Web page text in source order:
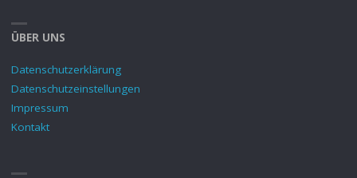
ÜBER UNS
Datenschutzerklärung
Datenschutzeinstellungen
Impressum
Kontakt